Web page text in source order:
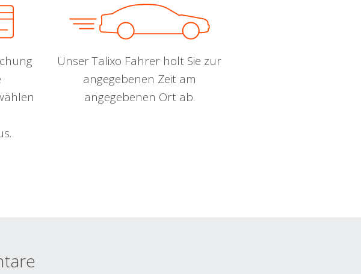
Unser Talixo Fahrer holt Sie zur
angegebenen Zeit am
angegebenen Ort ab.